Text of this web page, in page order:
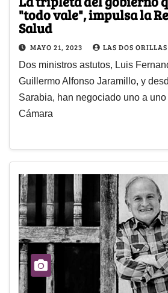
"todo vale", impulsa la
Salud
MAYO 21, 2023 LAS DOS ORILLAS
Dos ministros astutos, Luis
Guillermo Alfonso Jaramillo, y
Sarabia, han negociado uno a
Cámara